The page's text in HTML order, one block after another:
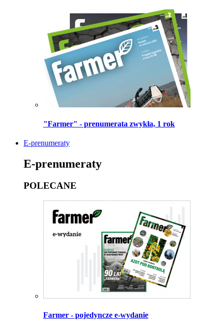
"Farmer" - prenumerata zwykła, 1 rok
E-prenumeraty
E-prenumeraty
POLECANE
Farmer - pojedyncze e-wydanie